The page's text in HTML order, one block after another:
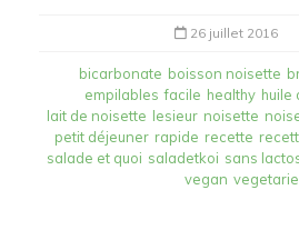
26 juillet 2016
bicarbonate boisson noisette
empilables facile healthy huile
lait de noisette lesieur noisette
petit déjeuner rapide recette
salade et quoi saladetkoi sans
vegan